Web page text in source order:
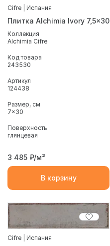
Cifre | Испания
Плитка Alchimia Ivory 7,5x30
Коллекция
Alchimia Cifre
Код товара
243530
Артикул
124438
Размер, см
7x30
Поверхность
глянцевая
3 485 ₽/м²
В корзину
Cifre | Испания